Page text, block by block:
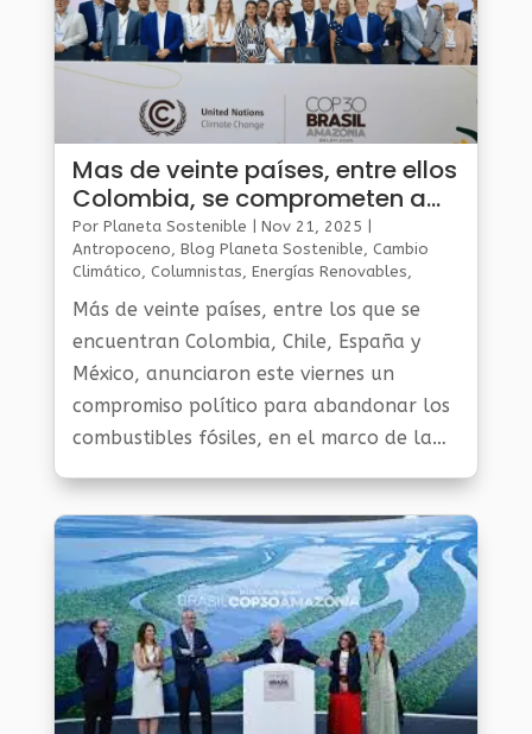
Mas de veinte países, entre ellos
Colombia, se comprometen a
abandonar los combustibles
fósiles
Por Planeta Sostenible Nov 21, 2025
Antropoceno, Blog Planeta Sostenible, Cambio
Climático, Columnistas, Energías Renovables,
Ambiente ,Planeta Al Día
Más de veinte países, entre los que se
encuentran Colombia, Chile, España y
México, anunciaron este viernes un
compromiso político para abandonar los
combustibles fósiles, en el marco de la